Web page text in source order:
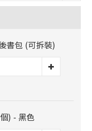
書包 (可拆裝)
) - 黑色